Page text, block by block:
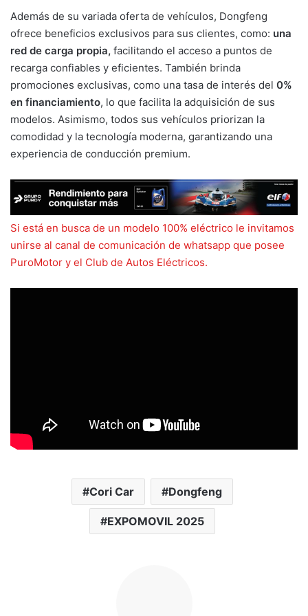
Además de su variada oferta de vehículos, Dongfeng
ofrece beneficios exclusivos para sus clientes, como: una
red de carga propia, facilitando el acceso a puntos de
recarga confiables y eficientes. También brinda
promociones exclusivas, como una tasa de interés del 0%
en financiamiento, lo que facilita la adquisición de sus
modelos. Asimismo, todos sus vehículos priorizan la
comodidad y la tecnología moderna, garantizando una
experiencia de conducción premium.
Si está en busca de un modelo 100% eléctrico le invitamos
unirse al canal de comunicación de whatsapp que posee
PuroMotor y el Club de Autos Eléctricos.
Cori Car Dongfeng
EXPOMOVIL 2025